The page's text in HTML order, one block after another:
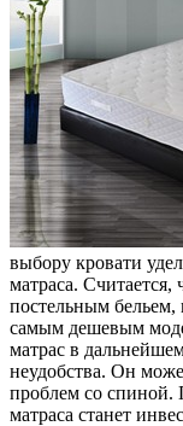
выбору кровати
матраса. Считается,
постельным бельем,
самым дешевым
матрас в
неудобства. Он
проблем со
матраса станет